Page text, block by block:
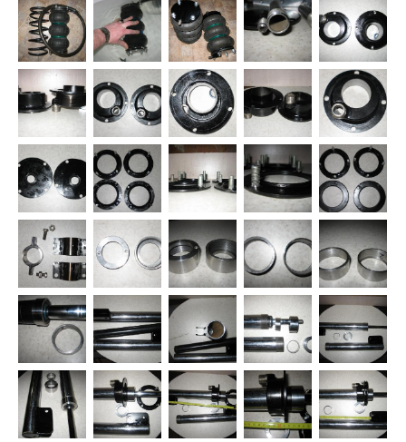
ассоциируется с внедорожниками и коммерческим
транспортом,- но мы не многие... Размеры и масса
автомобиля:Длина х ширина х высот...